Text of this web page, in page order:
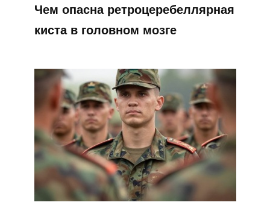
Чем опасна ретроцеребеллярная
киста в головном мозге